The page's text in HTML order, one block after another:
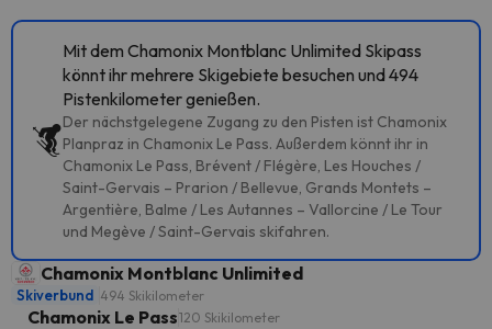
Mit dem Chamonix Montblanc Unlimited Skipass
könnt ihr mehrere Skigebiete besuchen und 494
Pistenkilometer genießen.
Der nächstgelegene Zugang zu den Pisten ist Chamonix
Planpraz in Chamonix Le Pass. Außerdem könnt ihr in
Chamonix Le Pass, Brévent / Flégère, Les Houches /
Saint-Gervais – Prarion / Bellevue, Grands Montets –
Argentière, Balme / Les Autannes – Vallorcine / Le Tour
und Megève / Saint-Gervais skifahren.
Chamonix Montblanc Unlimited
Skiverbund 494 Skikilometer
Chamonix Le Pass120 Skikilometer